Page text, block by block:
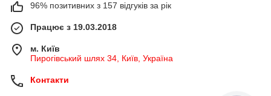
96% позитивних з 157 відгуків за рік
Працює з 19.03.2018
м. Київ
Пирогівський шлях 34, Київ, Україна
Контакти